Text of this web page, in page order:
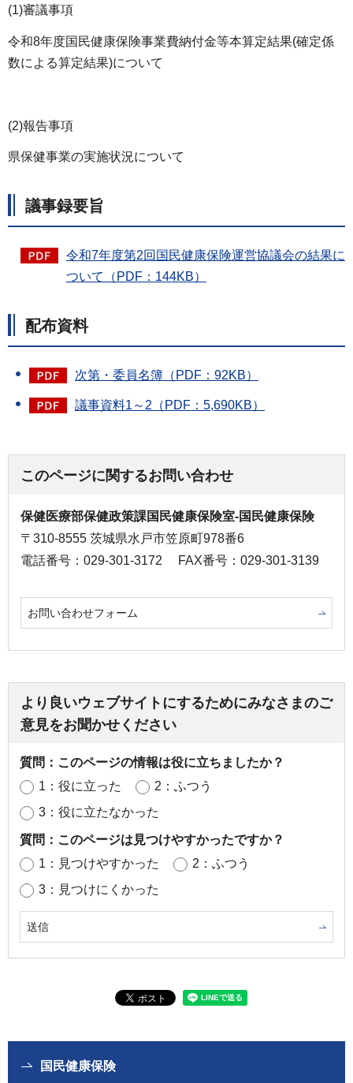
(1)審議事項
令和8年度国民健康保険事業費納付金等本算定結果(確定係
数による算定結果)について
(2)報告事項
県保健事業の実施状況について
議事録要旨
令和7年度第2回国民健康保険運営協議会の結果に
ついて（PDF：144KB）
配布資料
次第・委員名簿（PDF：92KB）
議事資料1～2（PDF：5,690KB）
このページに関するお問い合わせ
保健医療部保健政策課国民健康保険室-国民健康保険
〒310-8555 茨城県水戸市笠原町978番6
電話番号：029-301-3172
FAX番号：029-301-3139
お問い合わせフォーム
より良いウェブサイトにするためにみなさまのご
意見をお聞かせください
質問：このページの情報は役に立ちましたか？
1：役に立った
2：ふつう
3：役に立たなかった
質問：このページは見つけやすかったですか？
1：見つけやすかった
2：ふつう
3：見つけにくかった
国民健康保険